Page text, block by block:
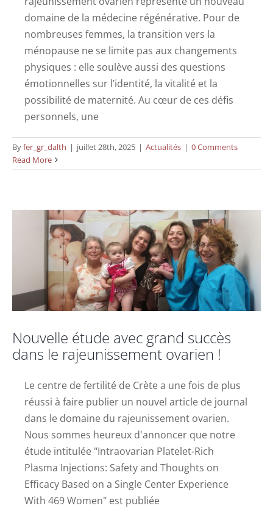
domaine de la médecine régénérative. Pour de
nombreuses femmes, la transition vers la
ménopause ne se limite pas aux changements
physiques : elle soulève aussi des questions
émotionnelles sur l’identité, la vitalité et la
possibilité de maternité. Au cœur de ces défis
personnels, une
Byfer_gr_dalth | juillet 28th, 2025 | Actualités | 0 Comments
Read MoreNouvelle étude avec grand succès dans le
Nouvelle étude avec grand succès
dans le rajeunissement ovarien !
Le centre de fertilité de Crète a une fois de plus
réussi à faire publier un nouvel article de journal
dans le domaine du rajeunissement ovarien.
Nous sommes heureux d'annoncer que notre
étude intitulée "Intraovarian Platelet-Rich
Plasma Injections: Safety and Thoughts on
Efficacy Based on a Single Center Experience
With 469 Women" est publiée